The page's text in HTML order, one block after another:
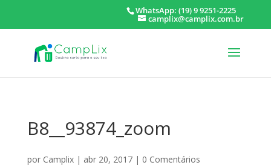
WhatsApp: (19) 9 9251-2225
camplix@camplix.com.br
B8__93874_zoom
por Camplix| abr 20, 2017| 0 Comentários